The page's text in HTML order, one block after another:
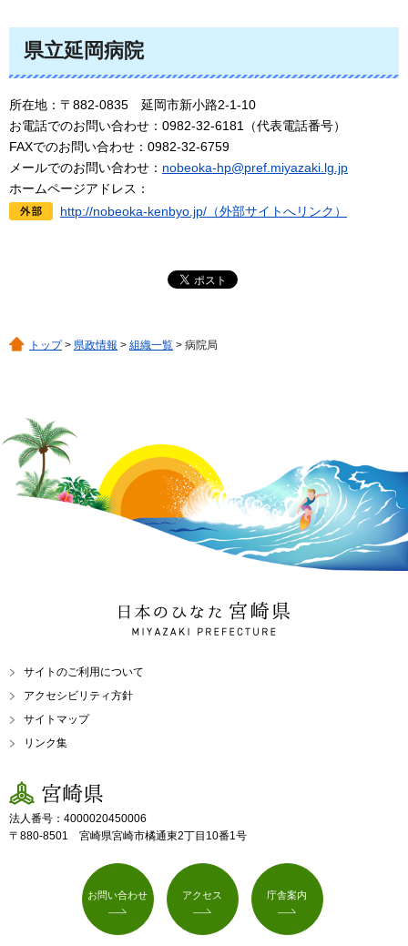
県立延岡病院
所在地：〒882-0835
延岡市新小路2-1-10
お電話でのお問い合わせ：0982-32-6181（代表電話番号）
FAXでのお問い合わせ：0982-32-6759
メールでのお問い合わせ： nobeoka-hp@pref.miyazaki.lg.jp
ホームページアドレス：
http://nobeoka-kenbyo.jp/（外部サイトへリンク）
トップ> 県政情報 > 組織一覧 > 病院局
日本のひなた 宮崎県
MIYAZAKI PREFECTURE
サイトのご利用について
アクセシビリティ方針
サイトマップ
リンク集
宮崎県
法人番号：4000020450006
〒880-8501 宮崎県宮崎市橘通東2丁目10番1号
お問い合わせ アクセス 庁舎案内